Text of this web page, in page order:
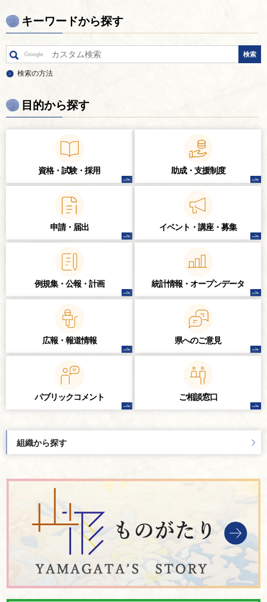
キーワードから探す
検索の方法
目的から探す
資格・試験・ 採用 助成・支援制度
申請・届出 イベント・講座・ 募集
例規集・公報・計画 統計情報・ オープンデータ
広報・報道情報 県へのご意見
パブリックコメント ご相談窓口
組織から探す